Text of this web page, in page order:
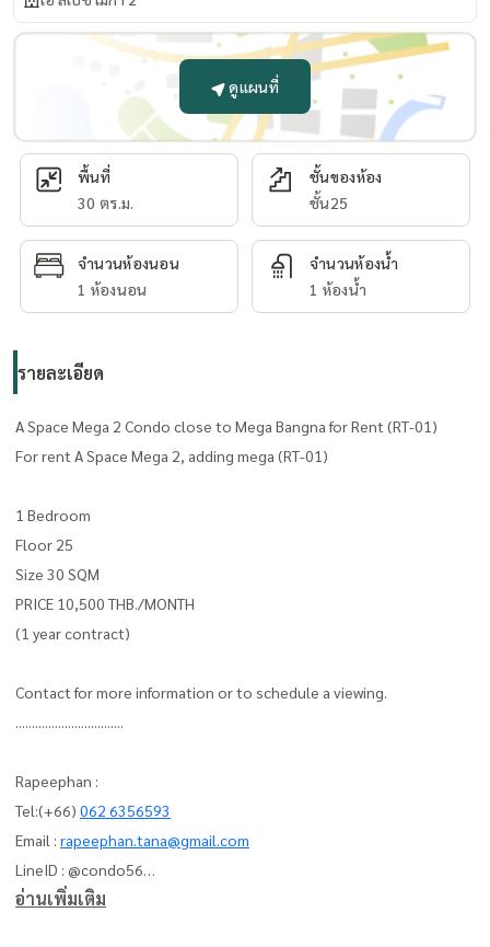
ดูแผนที่
พื้นที่
30 ตร.ม.
ชั้นของห้อง
ชั้น25
จำนวนห้องนอน
1 ห้องนอน
จำนวนห้องน้ำ
1 ห้องน้ำ
รายละเอียด
A Space Mega 2 Condo close to Mega Bangna for Rent (RT-01)
For rent A Space Mega 2, adding mega (RT-01)
1 Bedroom
Floor 25
Size 30 SQM
PRICE 10,500 THB./MONTH
(1 year contract)
Contact for more information or to schedule a viewing.
.................................
Rapeephan :
Tel:(+66) 062 6356593
Email : rapeephan.tana@gmail.com
LineID : @condo56
https://line.me/R/ti/p/@condo56
อ่านเพิ่มเติม